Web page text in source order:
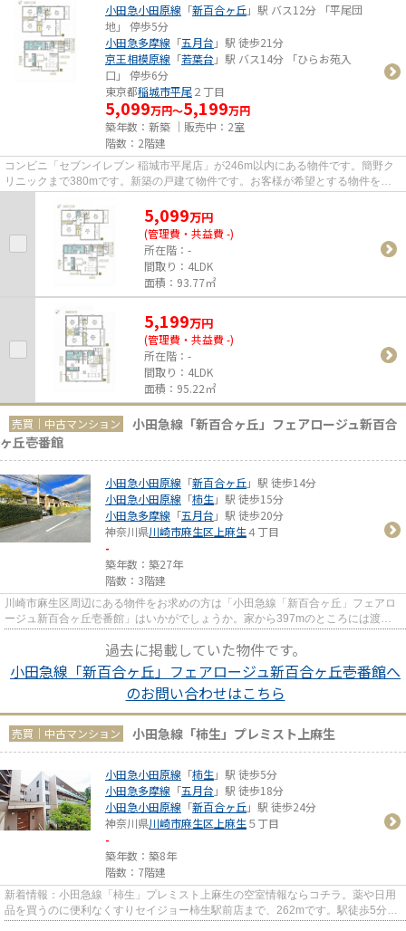
小田急小田原線 「新百合ヶ丘」駅 バス12分 「平尾団
地」 停歩5分
小田急多摩線 「五月台 」駅 徒歩21分
京王相模原線 「若葉台 」駅 バス14分 「ひらお苑入
口」 停歩6分
東京都稲城市平尾２丁目
5,099万円～5,199万円
築年数：新築 ｜販売中： 2室
階数：2階建
コンビニ「セブンイレブン 稲城市平尾店」が246m以内にある物件です。簡野ク
リニックまで380mです。新築の戸建て物件です。お客様が希望とする物件をお
5,099万円
(管理費・共益費 -)
所在階：-
間取り：4LDK
面積：93.77㎡
5,199万円
(管理費・共益費 -)
所在階：-
間取り：4LDK
面積：95.22㎡
売買｜中古マンション
小田急線「新百合ヶ丘」フェアロージュ新百合
ヶ丘壱番館
小田急小田原線 「新百合ヶ丘」駅 徒歩14分
小田急小田原線 「柿生」駅 徒歩15分
小田急多摩線 「五月台 」駅 徒歩20分
神奈川県川崎市麻生区 上麻生４丁目
-
築年数：築27年
階数：3階建
川崎市麻生区周辺にある物件をお求めの方は「小田急線「新百合ヶ丘」フェアロ
ージュ新百合ヶ丘壱番館」はいかがでしょうか。家から397mのところには渡辺
過去に掲載していた物件です。
小田急線「新百合ヶ丘」フェアロージュ新百合ヶ丘壱番館へ
のお問い合わせはこちら
売買｜中古マンション 小田急線「柿生」プレミスト上麻生
小田急小田原線 「柿生」駅 徒歩5分
小田急多摩線 「五月台 」駅 徒歩18分
小田急小田原線 「新百合ヶ丘」駅 徒歩24分
神奈川県川崎市麻生区 上麻生５丁目
-
築年数：築8年
階数：7階建
新着情報：小田急線「柿生」プレミスト上麻生の空室情報ならコチラ。薬や日用
品を買うのに便利なくすりセイジョー柿生駅前店まで、262mです。駅徒歩5分と